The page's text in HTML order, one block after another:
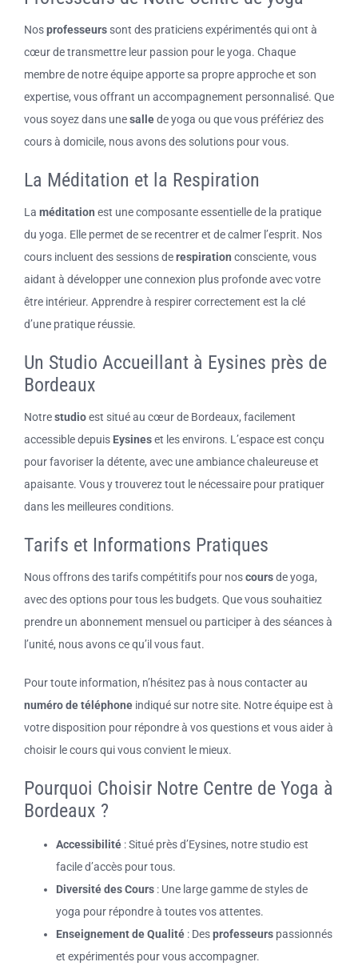
Nosprofesseurs sont des praticiens expérimentés qui ont à
cœur de transmettre leur passion pour le yoga. Chaque
membre de notre équipe apporte sa propre approche et son
expertise, vous offrant un accompagnement personnalisé. Que
vous soyez dans unesallede yoga ou que vous préfériez des
cours à domicile, nous avons des solutions pour vous.
La Méditation et la Respiration
La méditation est une composante essentielle de la pratique
du yoga. Elle permet de se recentrer et de calmer l’esprit. Nos
cours incluent des sessions derespiration consciente, vous
aidant à développer une connexion plus profonde avec votre
être intérieur. Apprendre à respirer correctement est la clé
d’une pratique réussie.
Un Studio Accueillant à Eysines près de
Bordeaux
Notrestudioest situé au cœur de Bordeaux, facilement
accessible depuis Eysineset les environs. L’espace est conçu
pour favoriser la détente, avec une ambiance chaleureuse et
apaisante. Vous y trouverez tout le nécessaire pour pratiquer
dans les meilleures conditions.
Tarifs et Informations Pratiques
Nous offrons des tarifs compétitifs pour noscoursde yoga,
avec des options pour tous les budgets. Que vous souhaitiez
prendre un abonnement mensuel ou participer à des séances à
l’unité, nous avons ce qu’il vous faut.
Pour toute information, n’hésitez pas à nous contacter au
numéro de téléphone indiqué sur notre site. Notre équipe est à
votre disposition pour répondre à vos questions et vous aider à
choisir le cours qui vous convient le mieux.
Pourquoi Choisir Notre Centre de Yoga à
Bordeaux ?
Accessibilité : Situé près d’Eysines, notre studio est
facile d’accès pour tous.
Diversité des Cours : Une large gamme de styles de
yoga pour répondre à toutes vos attentes.
Enseignement de Qualité : Desprofesseurs passionnés
et expérimentés pour vous accompagner.